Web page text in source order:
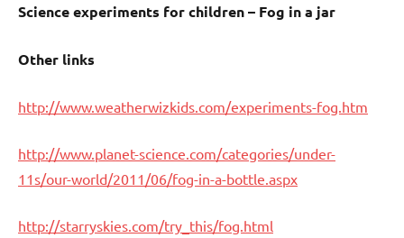
Science experiments for children – Fog in a jar
Other links
http://www.weatherwizkids.com/experiments-fog.htm
http://www.planet-science.com/categories/under-
11s/our-world/2011/06/fog-in-a-bottle.aspx
http://starryskies.com/try_this/fog.html